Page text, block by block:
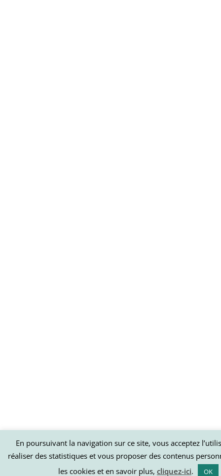
En poursuivant la navigation sur ce site, vous acceptez
réaliser des statistiques et vous proposer des contenus
les cookies et en savoir plus, cliquez-ici. OK